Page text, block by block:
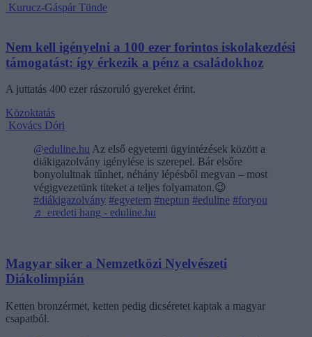
Kurucz-Gáspár Tünde
Nem kell igényelni a 100 ezer forintos iskolakezdési
támogatást: így érkezik a pénz a családokhoz
A juttatás 400 ezer rászoruló gyereket érint.
Közoktatás
Kovács Dóri
@eduline.hu Az első egyetemi ügyintézések között a
diákigazolvány igénylése is szerepel. Bár elsőre
bonyolultnak tűnhet, néhány lépésből megvan – most
végigvezetünk titeket a teljes folyamaton.😉
#diákigazolvány #egyetem #neptun #eduline #foryou
♬ eredeti hang - eduline.hu
Magyar siker a Nemzetközi Nyelvészeti
Diákolimpián
Ketten bronzérmet, ketten pedig dicséretet kaptak a magyar
csapatból.